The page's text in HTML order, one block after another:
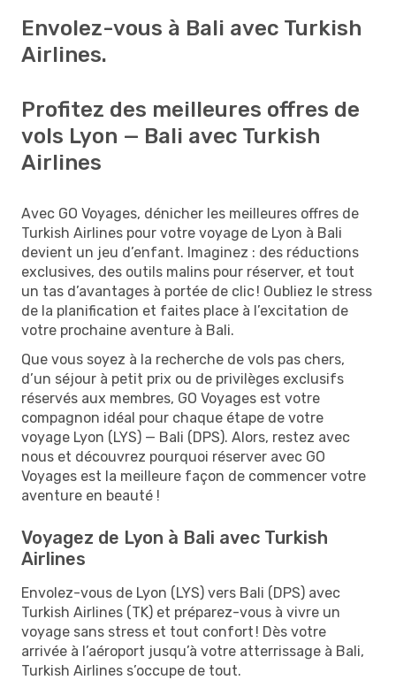
Envolez-vous à Bali avec Turkish
Airlines.
Profitez des meilleures offres de
vols Lyon — Bali avec Turkish
Airlines
Avec GO Voyages, dénicher les meilleures offres de
Turkish Airlines pour votre voyage de Lyon à Bali
devient un jeu d’enfant. Imaginez : des réductions
exclusives, des outils malins pour réserver, et tout
un tas d’avantages à portée de clic ! Oubliez le stress
de la planification et faites place à l’excitation de
votre prochaine aventure à Bali.
Que vous soyez à la recherche de vols pas chers,
d’un séjour à petit prix ou de privilèges exclusifs
réservés aux membres, GO Voyages est votre
compagnon idéal pour chaque étape de votre
voyage Lyon (LYS) — Bali (DPS). Alors, restez avec
nous et découvrez pourquoi réserver avec GO
Voyages est la meilleure façon de commencer votre
aventure en beauté !
Voyagez de Lyon à Bali avec Turkish
Airlines
Envolez-vous de Lyon (LYS) vers Bali (DPS) avec
Turkish Airlines (TK) et préparez-vous à vivre un
voyage sans stress et tout confort ! Dès votre
arrivée à l’aéroport jusqu’à votre atterrissage à Bali,
Turkish Airlines s’occupe de tout.